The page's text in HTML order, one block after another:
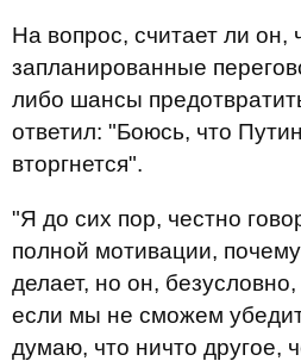
На вопрос, считает ли он,
запланированные
либо шансы
ответил: "Боюсь, что
вторгнется".
"Я до сих пор, честно
полной мотивации,
делает, но он,
если мы не сможем
думаю, что ничто другое,